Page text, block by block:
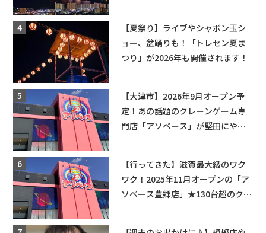
【夏祭り】ライブやシャボン玉シ
ョー、盆踊りも！「トレセン夏ま
つり」が2026年も開催されます！
【大津市】2026年9月オープン予
定！あの話題のクレーンゲーム専
門店「アソベース」が堅田にやっ
【行ってきた】滋賀最大級のワク
ワク！2025年11月オープンの「ア
ソベース豊郷店」★130台超のクレ